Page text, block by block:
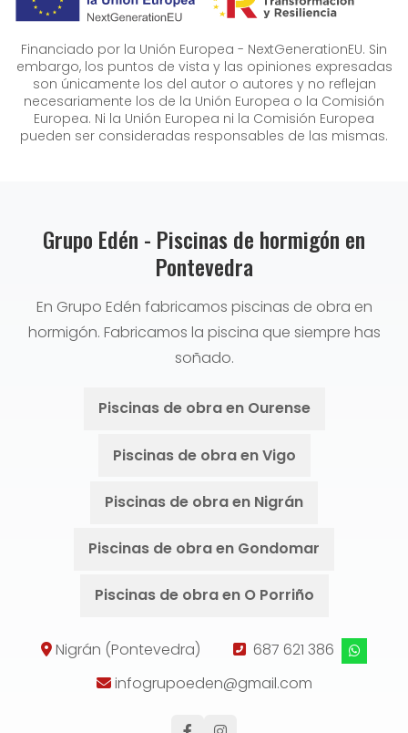
Financiado por la Unión Europea - NextGenerationEU. Sin
embargo, los puntos de vista y las opiniones expresadas
son únicamente los del autor o autores y no reflejan
necesariamente los de la Unión Europea o la Comisión
Europea. Ni la Unión Europea ni la Comisión Europea
pueden ser consideradas responsables de las mismas.
Grupo Edén - Piscinas de hormigón en
Pontevedra
En Grupo Edén fabricamos piscinas de obra en
hormigón. Fabricamos la piscina que siempre has
soñado.
Piscinas de obra en Ourense
Piscinas de obra en Vigo
Piscinas de obra en Nigrán
Piscinas de obra en Gondomar
Piscinas de obra en O Porriño
Nigrán (Pontevedra)
687 621 386
infogrupoeden@gmail.com